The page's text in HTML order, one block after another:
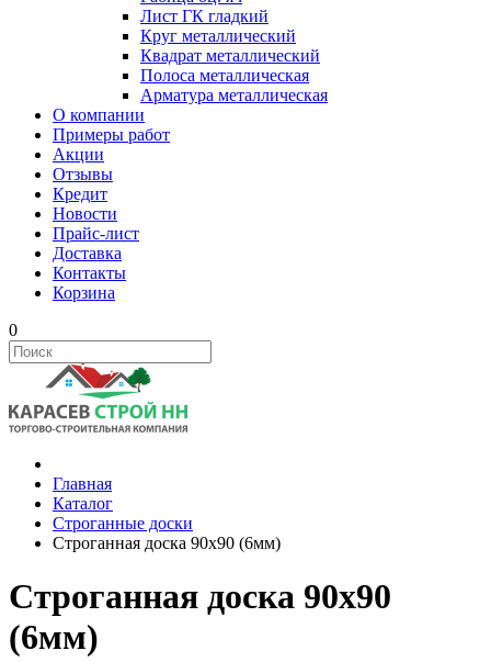
Лист ГК гладкий
Круг металлический
Квадрат металлический
Полоса металлическая
Арматура металлическая
О компании
Примеры работ
Акции
Отзывы
Кредит
Новости
Прайс-лист
Доставка
Контакты
Корзина
0
Главная
Каталог
Строганные доски
Строганная доска 90х90 (6мм)
Строганная доска 90х90
(6мм)